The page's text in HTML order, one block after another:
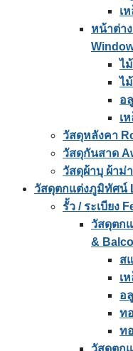
เ
หน้าต่า
ไ
ไ
อ
เ
วัสดุหลังคา
วัสดุกันสาด
วัสดุผ้าบุ ผ้าม่
วัสดุตกแต่งภูมิทัศน์
รั้ว / ระเบียง
วัสดุตก
&
ส
เ
อ
ท
ท
วัสดุตก